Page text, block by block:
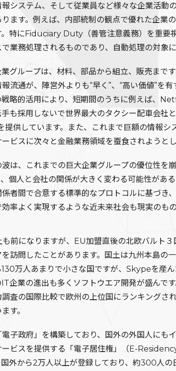
システム、そして従業員など様々な企業活動
ります。例えば、内部統制の観点で優れた企業
。特にFiduciary Duty（善管注意義務）を重要
業務処理されるものであり、自動処理の対象
グループは、材料、部品から組立、販売まで
流通が、陣営外よりも“早く”、“高い価値”
戦略的活用により、短期間のうちに例えば、
も採用しないで世界最大のタクシー配車会
提供しています。また、これまで巨額の情報
ビスに次々と金融業務領域を蚕食されようとし
は、これまでの巨大企業グループの優位性を
個人と会社の関係が大きく変わる可能性があ
者間で合意する標準的なプロトコルに基づき
率よく実現するような近未来社会も現実のも
も前になりますが、EU加盟直後の北欧バルト３
訪問したことがあります。国土は九州本島の
万人あまりで小さな国ですが、Skypeを産
IT企業の進出も多くソフトウエア開発が盛んで
査の国際比較で欧州の上位国にランキングさ
す。
子政府」を構築しており、国外の外国人にも
ービスを提供する「電子居住権」（E-
外から2万人以上が登録しており、約300人の